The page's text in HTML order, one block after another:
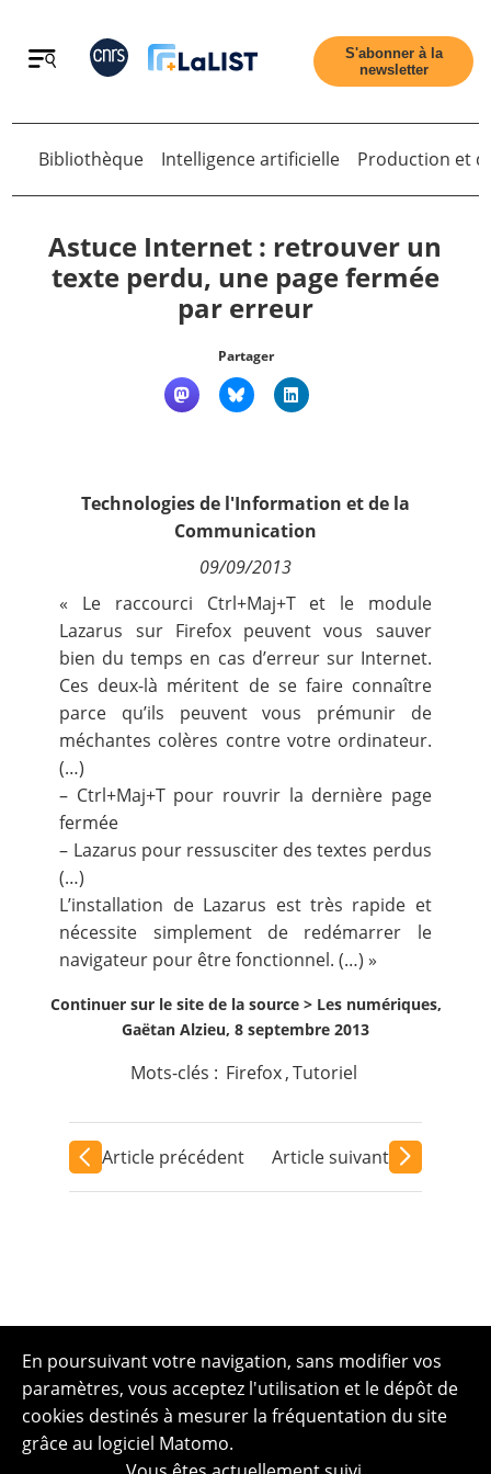
Retour
Contact
S'abonner à la
newsletter
Retour
Bibliothèque Intelligence artificielle Production et
Astuce Internet : retrouver un
texte perdu, une page fermée
par erreur
Partager
Technologies de l'Information et de la
Communication
09/09/2013
« Le raccourci Ctrl+Maj+T et le module
Lazarus sur Firefox peuvent vous sauver
bien du temps en cas d’erreur sur Internet.
Ces deux-là méritent de se faire connaître
parce qu’ils peuvent vous prémunir de
méchantes colères contre votre ordinateur.
(…)
– Ctrl+Maj+T pour rouvrir la dernière page
fermée
– Lazarus pour ressusciter des textes perdus
(…)
L’installation de Lazarus est très rapide et
nécessite simplement de redémarrer le
navigateur pour être fonctionnel. (…) »
Continuer sur le site de la source > Les numériques,
Gaëtan Alzieu, 8 septembre 2013
Mots-clés : Firefox,Tutoriel
Article précédent Article suivant
En poursuivant votre navigation, sans modifier vos
paramètres, vous acceptez l'utilisation et le dépôt de
cookies destinés à mesurer la fréquentation du site
grâce au logiciel Matomo.